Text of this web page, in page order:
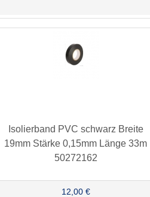
Isolierband PVC schwarz Breite
19mm Stärke 0,15mm Länge 33m
50272162
12,00 €